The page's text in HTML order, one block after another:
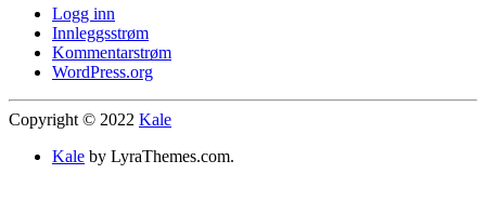
Logg inn
Innleggsstrøm
Kommentarstrøm
WordPress.org
Copyright © 2022 Kale
Kale by LyraThemes.com.